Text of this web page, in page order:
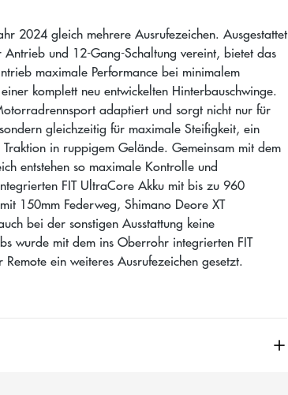
2024 gleich mehrere Ausrufezeichen. Ausgestattet
und 12-Gang-Schaltung vereint, bietet das
maximale Performance bei minimalem
komplett neu entwickelten Hinterbauschwinge.
adaptiert und sorgt nicht nur für
gleichzeitig für maximale Steifigkeit, ein
in ruppigem Gelände. Gemeinsam mit dem
entstehen so maximale Kontrolle und
FIT UltraCore Akku mit bis zu 960
150mm Federweg, Shimano Deore XT
bei der sonstigen Ausstattung keine
wurde mit dem ins Oberrohr integrierten FIT
ein weiteres Ausrufezeichen gesetzt.